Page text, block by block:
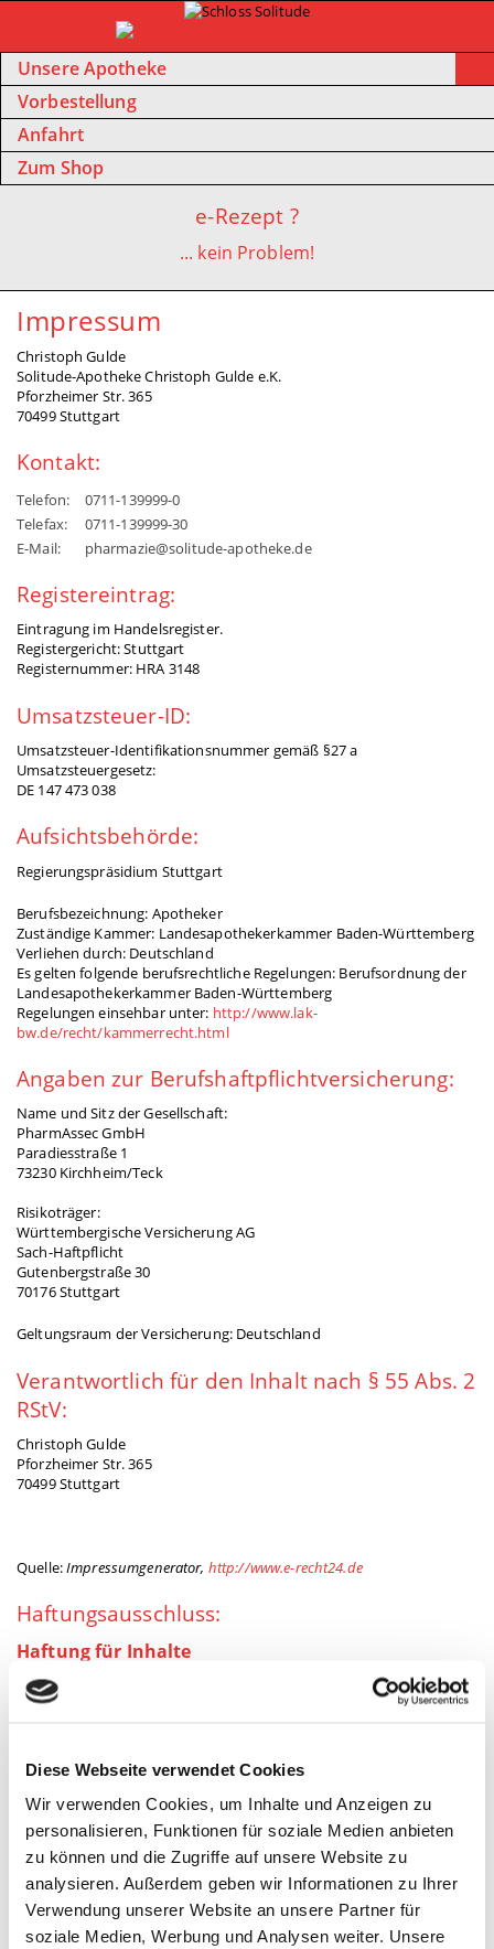
Diese Webseite verwendet Cookies
Wir verwenden Cookies, um Inhalte und Anzeigen zu
personalisieren, Funktionen für soziale Medien anbieten
zu können und die Zugriffe auf unsere Website zu
analysieren. Außerdem geben wir Informationen zu Ihrer
Verwendung unserer Website an unsere Partner für
soziale Medien, Werbung und Analysen weiter. Unsere
Unsere Apotheke
Vorbestellung
Anfahrt
Zum Shop
e-Rezept ?
... kein Problem!
Impressum
Christoph Gulde
Solitude-Apotheke Christoph Gulde e.K.
Pforzheimer Str. 365
70499 Stuttgart
Kontakt:
Telefon:
0711-139999-0
Telefax:
0711-139999-30
E-Mail:
pharmazie@solitude-apotheke.de
Registereintrag:
Eintragung im Handelsregister.
Registergericht: Stuttgart
Registernummer: HRA 3148
Umsatzsteuer-ID:
Umsatzsteuer-Identifikationsnummer gemäß §27 a
Umsatzsteuergesetz:
DE 147 473 038
Aufsichtsbehörde:
Regierungspräsidium Stuttgart
Berufsbezeichnung: Apotheker
Zuständige Kammer: Landesapothekerkammer Baden-Württemberg
Verliehen durch: Deutschland
Es gelten folgende berufsrechtliche Regelungen: Berufsordnung der
Landesapothekerkammer Baden-Württemberg
Regelungen einsehbar unter: http://www.lak-
bw.de/recht/kammerrecht.html
Angaben zur Berufshaftpflichtversicherung:
Name und Sitz der Gesellschaft:
PharmAssec GmbH
Paradiesstraße 1
73230 Kirchheim/Teck
Risikoträger:
Württembergische Versicherung AG
Sach-Haftpflicht
Gutenbergstraße 30
70176 Stuttgart
Geltungsraum der Versicherung: Deutschland
Verantwortlich für den Inhalt nach § 55 Abs. 2
RStV:
Christoph Gulde
Pforzheimer Str. 365
70499 Stuttgart
Quelle:Impressumgenerator, http://www.e-recht24.de
Haftungsausschluss:
Haftung für Inhalte
Die Inhalte unserer Seiten wurden mit größter Sorgfalt erstellt. Für
die Richtigkeit, Vollständigkeit und Aktualität der Inhalte können wir
allgemeinen Gesetzen verantwortlich. Nach §§ 8 bis 10 DDG sind wir
als Diensteanbieter jedoch nicht verpflichtet, übermittelte oder
gespeicherte fremde Informationen zu überwachen oder nach
Umständen zu forschen, die auf eine rechtswidrige Tätigkeit
hinweisen. Verpflichtungen zur Entfernung oder Sperrung der
Nutzung von Informationen nach den allgemeinen Gesetzen bleiben
hiervon unberührt. Eine diesbezügliche Haftung ist jedoch erst ab
dem Zeitpunkt der Kenntnis einer konkreten Rechtsverletzung
möglich. Bei Bekanntwerden von entsprechenden
Rechtsverletzungen werden wir diese Inhalte umgehend entfernen.